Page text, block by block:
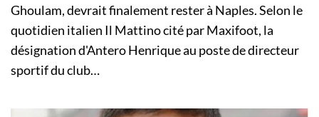
Ghoulam, devrait finalement rester à Naples. Selon le
quotidien italien Il Mattino cité par Maxifoot, la
désignation d'Antero Henrique au poste de directeur
sportif du club…